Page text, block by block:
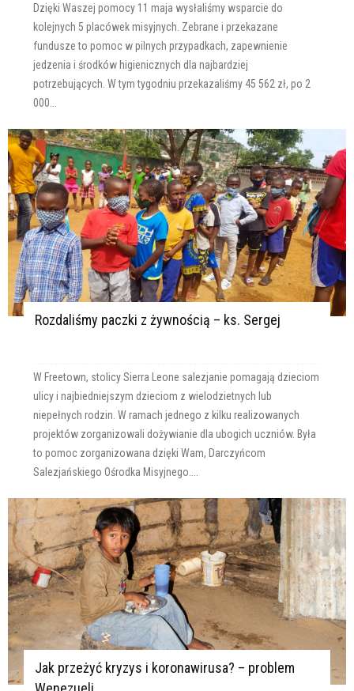
Dzięki Waszej pomocy 11 maja wysłaliśmy wsparcie do
kolejnych 5 placówek misyjnych. Zebrane i przekazane
fundusze to pomoc w pilnych przypadkach, zapewnienie
jedzenia i środków higienicznych dla najbardziej
potrzebujących. W tym tygodniu przekazaliśmy 45 562 zł, po 2
000...
Rozdaliśmy paczki z żywnością – ks. Sergej
W Freetown, stolicy Sierra Leone salezjanie pomagają dzieciom
ulicy i najbiedniejszym dzieciom z wielodzietnych lub
niepełnych rodzin. W ramach jednego z kilku realizowanych
projektów zorganizowali dożywianie dla ubogich uczniów. Była
to pomoc zorganizowana dzięki Wam, Darczyńcom
Salezjańskiego Ośrodka Misyjnego....
Jak przeżyć kryzys i koronawirusa? – problem